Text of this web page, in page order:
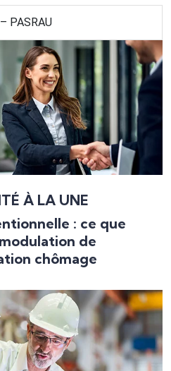
PASRAU
À LA UNE
: ce que
de
chômage